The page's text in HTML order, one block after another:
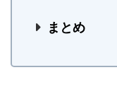
まとめ